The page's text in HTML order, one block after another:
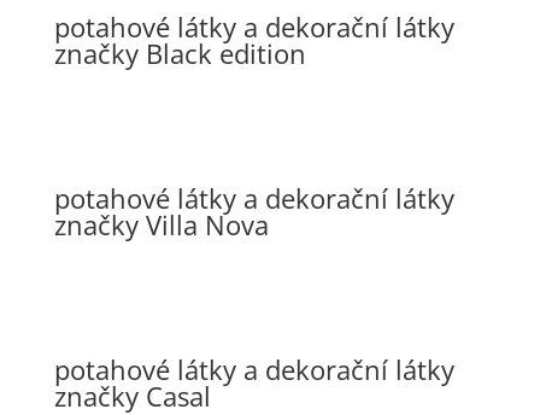
potahové látky a dekorační látky
značky Black edition
potahové látky a dekorační látky
značky Villa Nova
potahové látky a dekorační látky
značky Casal